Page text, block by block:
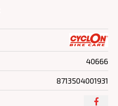
40666
8713504001931